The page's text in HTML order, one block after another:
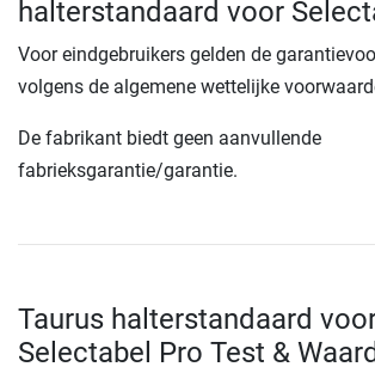
halterstandaard voor
Voor eindgebruikers gelden de
volgens de algemene wettelijke
De fabrikant biedt geen aanvullende
fabrieksgarantie/garantie.
Taurus halterstandaard
Selectabel Pro Test &